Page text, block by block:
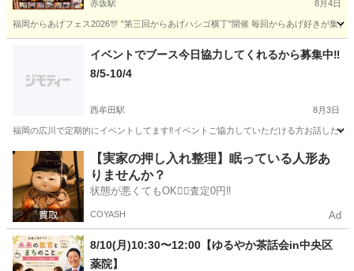
赤坂駅 8月4日
福岡からあげフェス2026🎊 "第三回からあげハシゴ横丁"開催 毎回からあげ好きが集
赤坂駅 地域/お祭り 横丁
イベントでブース今日協力してくれるから募集中‼️
8/5-10/4
西牟田駅 8月3日
福岡の広川で定期的にイベントしてます‼️イベントご協力していただける方お話したい
福岡 八女郡 西牟田駅 地域/お祭り ブース
【実家の押し入れ整理】眠っている人形あ
りませんか？
状態が悪くてもOK🙆‍♀️査定0円‼️
COYASH Ad
8/10(月)10:30〜12:00【ゆるやか茶話会in中央区
薬院】